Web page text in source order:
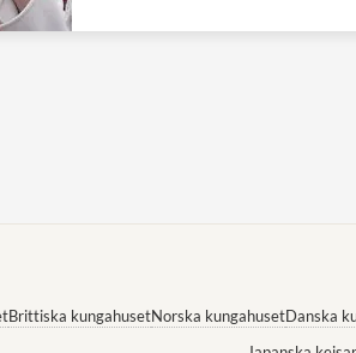
Brittiska kungahusetNorska kungahusetDanska